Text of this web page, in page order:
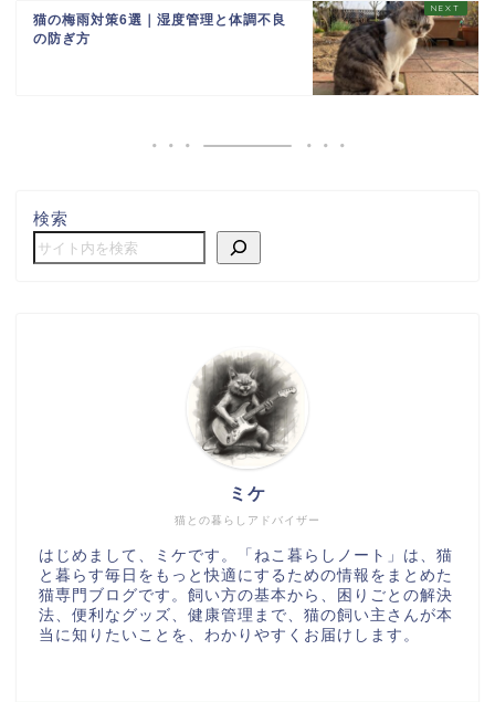
猫の梅雨対策6選｜湿度管理と体調不良
の防ぎ方
検索
猫との暮らしアドバイザー
ミケ
はじめまして、ミケです。「ねこ暮らしノート」は、猫
と暮らす毎日をもっと快適にするための情報をまとめた
猫専門ブログです。飼い方の基本から、困りごとの解決
法、便利なグッズ、健康管理まで、猫の飼い主さんが本
当に知りたいことを、わかりやすくお届けします。